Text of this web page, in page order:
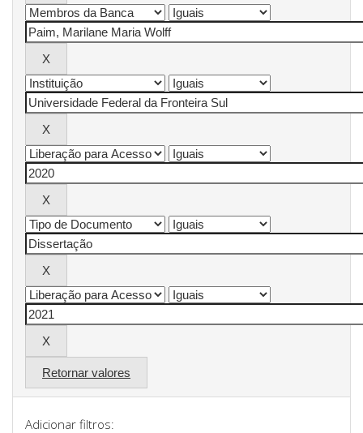
Retornar valores
Adicionar filtros: